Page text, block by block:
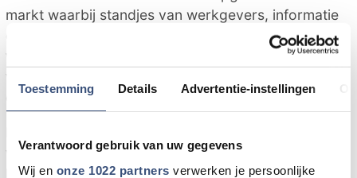
Toestemming Details Advertentie-instellingen
Verantwoord gebruik van uw gegevens
Wij en onze 1022 partners verwerken je persoonlijke
markt waarbij standjes van werkgevers, informatie
over vrijwilligerswerk en opleidingen, en diverse
workshops beschikbaar zijn. De focus ligt
voornamelijk op kennismaking en interactie tussen
de deelnemers.
vullen en inwoners die op zoek zijn naar werk, biedt
het Meedoenfestival de kans om te ontdekken